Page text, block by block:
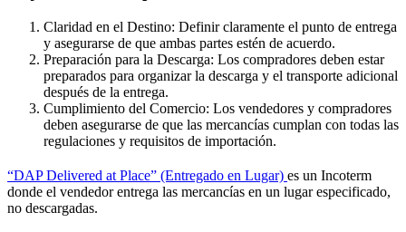
Claridad en el Destino: Definir claramente el punto de entrega
y asegurarse de que ambas partes estén de acuerdo.
Preparación para la Descarga: Los compradores deben estar
preparados para organizar la descarga y el transporte adicional
después de la entrega.
Cumplimiento del Comercio: Los vendedores y compradores
deben asegurarse de que las mercancías cumplan con todas las
regulaciones y requisitos de importación.
“DAP Delivered at Place” (Entregado en Lugar) es un Incoterm
donde el vendedor entrega las mercancías en un lugar especificado,
no descargadas.